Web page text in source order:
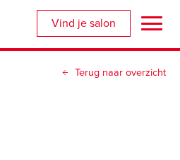
Vind je salon
Terug naar overzicht